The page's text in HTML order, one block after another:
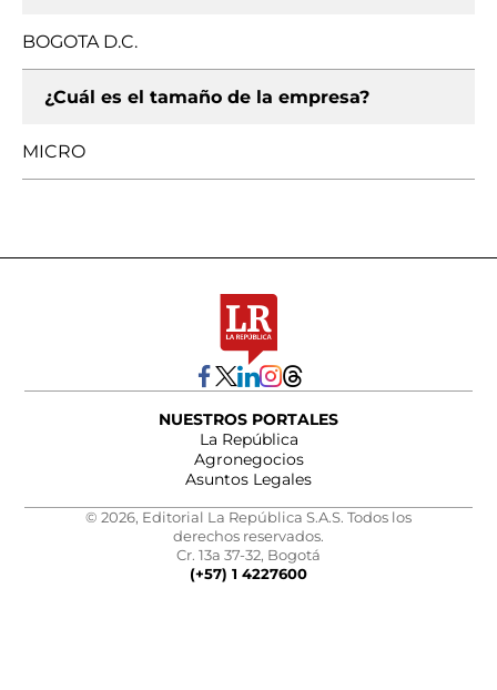
BOGOTA D.C.
¿Cuál es el tamaño de la empresa?
MICRO
NUESTROS PORTALES
La República
Agronegocios
Asuntos Legales
© 2026, Editorial La República S.A.S. Todos los
derechos reservados.
Cr. 13a 37-32, Bogotá
(+57) 1 4227600